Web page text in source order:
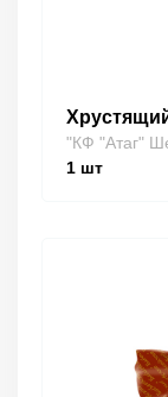
"КФ "Атаг"
1 шт